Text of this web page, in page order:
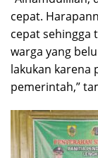
cepat.
cepat sehingga
warga yang
lakukan karena
pemerintah,”